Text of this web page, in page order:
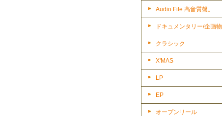
Audio File 高音質盤。
ドキュメンタリー/企画物
クラシック
X'MAS
LP
EP
オープンリール